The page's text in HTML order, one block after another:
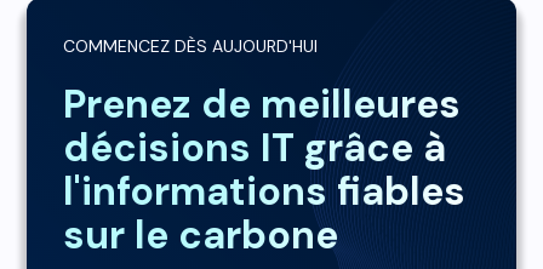
COMMENCEZ DÈS AUJOURD'HUI
Prenez de meilleures
décisions IT grâce à
l'informations fiables
sur le carbone